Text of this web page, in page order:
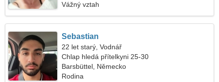
Vážný vztah
Sebastian
22 let starý, Vodnář
Chlap hledá přítelkyni 25-30
Barsbüttel, Německo
Rodina